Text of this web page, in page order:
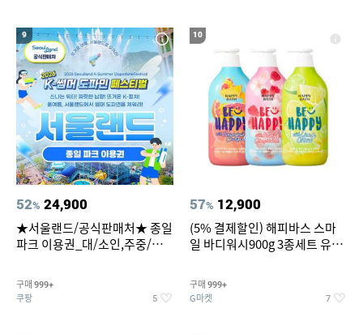
9
52% 24,900
★서울랜드/공식판매처★ 종일
파크 이용권_대/소인,주중/주
구매 999+
쿠팡 5
10
57% 12,900
(5% 결제할인) 해피바스 스마
일 바디워시900g 3종세트 유
구매 999+
G마켓 7